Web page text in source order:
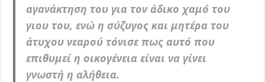
αγανάκτηση του για τον άδικο χαμό του
γιου του, ενώ η σύζυγος και μητέρα του
άτυχου νεαρού τόνισε πως αυτό που
επιθυμεί η οικογένεια είναι να γίνει
γνωστή η αλήθεια.